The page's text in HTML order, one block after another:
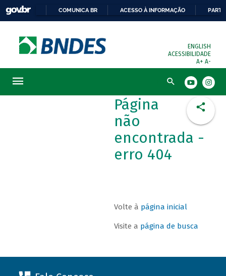
COMUNICA BR ACESSO À INFORMAÇÃO
ENGLISH
ACESSIBILIDADE
A+ A-
Busca
Página
não
encontrada -
erro 404
Volte à página inicial
Visite a página de busca